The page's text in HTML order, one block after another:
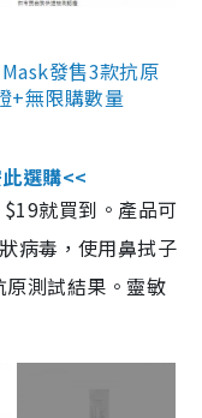
發售3款抗原
+無限購數量
選購<<
就買到。產品可
病毒，使用鼻拭子
測試結果。靈敏